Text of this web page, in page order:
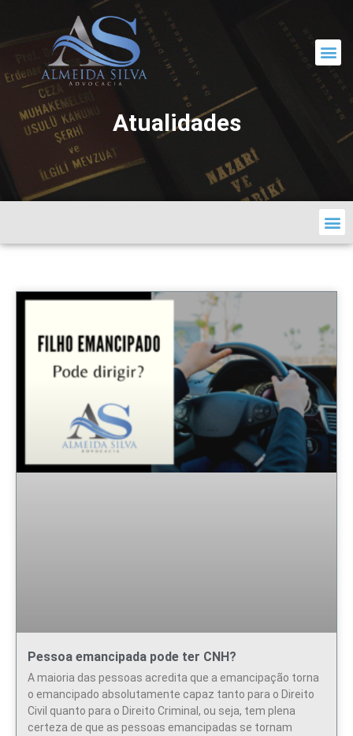
Atualidades
Pessoa emancipada pode ter CNH?
A maioria das pessoas acredita que a emancipação torna
o emancipado absolutamente capaz tanto para o Direito
Civil quanto para o Direito Criminal, ou seja, tem plena
certeza de que as pessoas emancipadas se tornam